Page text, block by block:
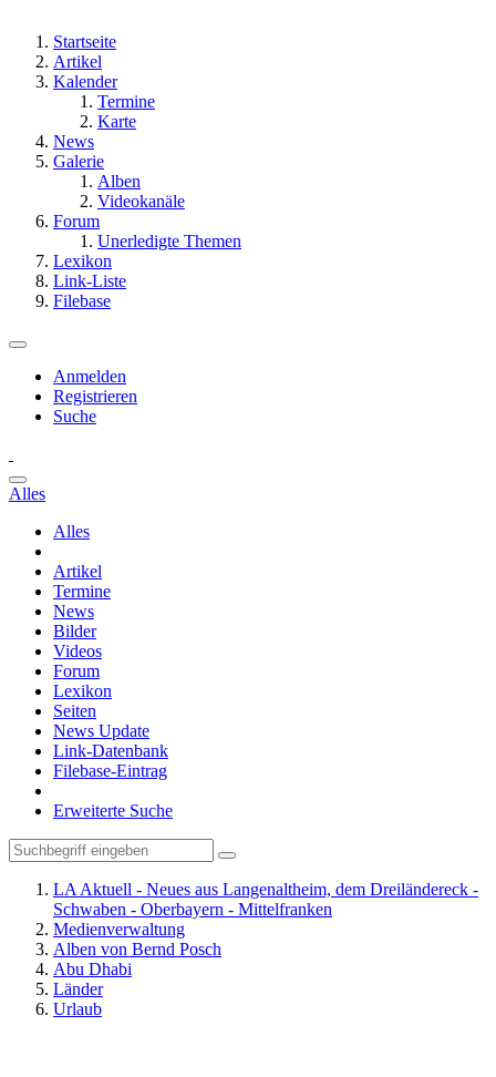
Startseite
Artikel
Kalender
Termine
Karte
News
Galerie
Alben
Videokanäle
Forum
Unerledigte Themen
Lexikon
Link-Liste
Filebase
Anmelden
Registrieren
Suche
Alles
Alles
Artikel
Termine
News
Bilder
Videos
Forum
Lexikon
Seiten
News Update
Link-Datenbank
Filebase-Eintrag
Erweiterte Suche
LA Aktuell - Neues aus Langenaltheim, dem Dreiländereck -
Schwaben - Oberbayern - Mittelfranken
Medienverwaltung
Alben von Bernd Posch
Abu Dhabi
Länder
Urlaub